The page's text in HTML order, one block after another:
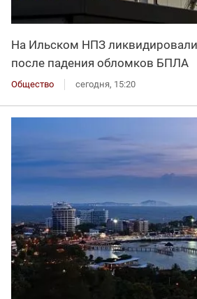
На Ильском НПЗ
после падения обломков БПЛА
Общество сегодня, 15:20